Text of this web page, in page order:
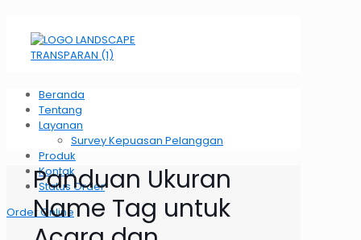
Beranda
Tentang
Layanan
Survey Kepuasan Pelanggan
Produk
Kontak
Status Order
Order Online
Panduan Ukuran
Name Tag untuk